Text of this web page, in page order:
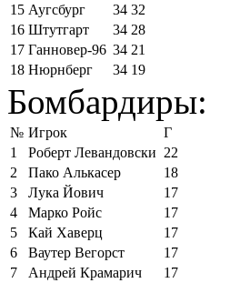
15 Аугсбург 34 32
16 Штутгарт 34 28
17 Ганновер-96 34 21
18 Нюрнберг 34 19
Бомбардиры:
№ Игрок
Г
1
Роберт Левандовски 22
2
Пако Алькасер
18
3
Лука Йович
17
4
Марко Ройс
17
5
Кай Хаверц
17
6
Ваутер Вегорст
17
7
Андрей Крамарич
17